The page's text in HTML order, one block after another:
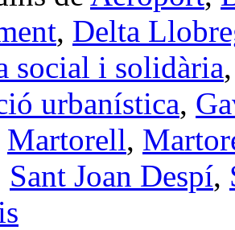
, Delta
social i solidària
urbanística,
Martorell,
Sant Joan Despí,